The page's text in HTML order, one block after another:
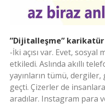
”Dijitalleşme” karikatür
-İki açısı var. Evet,
etkiledi. Aslında akıllı
yayınların tümü,
geçti. Çizerler de
aradılar. Instagram para